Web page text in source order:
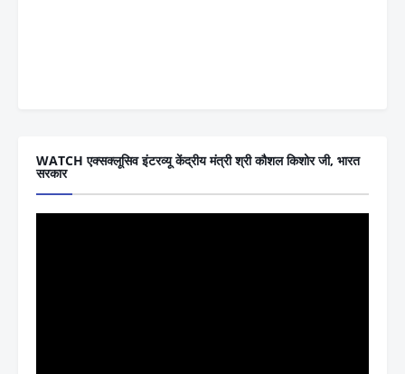
WATCH एक्सक्लूसिव इंटरव्यू केंद्रीय मंत्री श्री कौशल किशोर जी, भारत
सरकार